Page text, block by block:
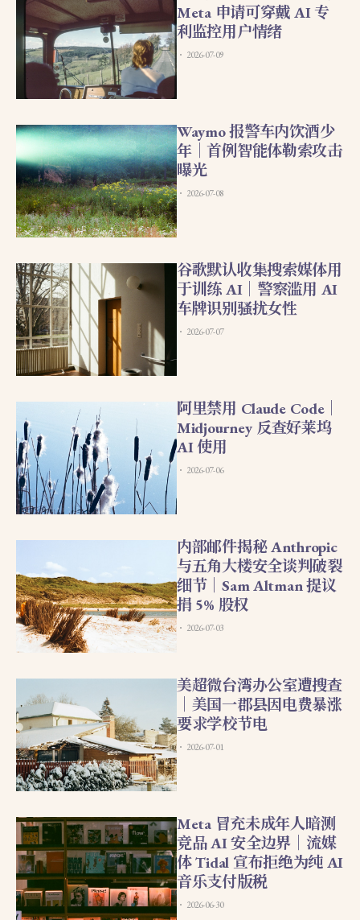
Meta 申请可穿戴 AI 专
利监控用户情绪
2026-07-09
Waymo 报警车内饮酒少
年｜首例智能体勒索攻击
曝光
2026-07-08
谷歌默认收集搜索媒体用
于训练 AI｜警察滥用 AI
车牌识别骚扰女性
2026-07-07
阿里禁用 Claude Code｜
Midjourney 反查好莱坞
AI 使用
2026-07-06
内部邮件揭秘 Anthropic
与五角大楼安全谈判破裂
细节｜Sam Altman 提议
捐 5% 股权
2026-07-03
美超微台湾办公室遭搜查
｜美国一郡县因电费暴涨
要求学校节电
2026-07-01
Meta 冒充未成年人暗测
竞品 AI 安全边界｜流媒
体 Tidal 宣布拒绝为纯 AI
音乐支付版税
2026-06-30